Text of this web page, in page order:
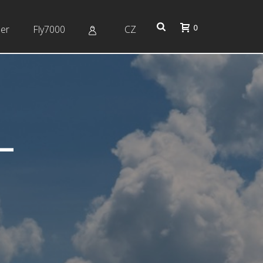
Fly7000 CZ 0